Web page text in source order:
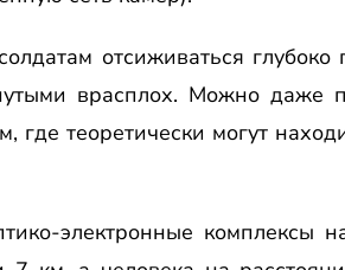
отсиживаться
врасплох. Можно даже
теоретически могут
электронные комплексы